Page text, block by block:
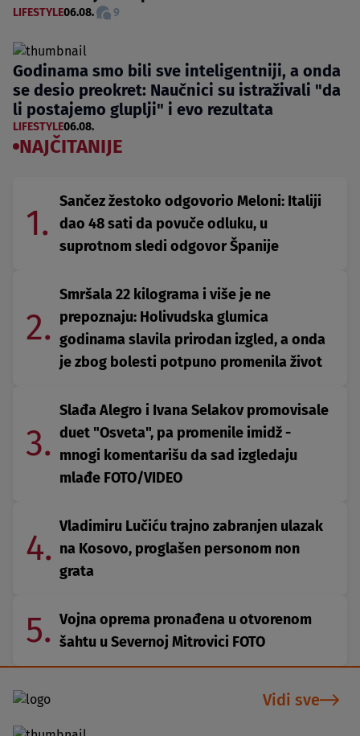
LIFESTYLE06.08. 9
Godinama smo bili sve inteligentniji, a onda
se desio preokret: Naučnici su istraživali "da
li postajemo gluplji" i evo rezultata
LIFESTYLE06.08.
NAJČITANIJE
1.
Sančez žestoko odgovorio Meloni: Italiji
dao 48 sati da povuče odluku, u
suprotnom sledi odgovor Španije
2.
Smršala 22 kilograma i više je ne
prepoznaju: Holivudska glumica
godinama slavila prirodan izgled, a onda
je zbog bolesti potpuno promenila život
3.
Slađa Alegro i Ivana Selakov promovisale
duet "Osveta", pa promenile imidž -
mnogi komentarišu da sad izgledaju
mlađe FOTO/VIDEO
4.
Vladimiru Lučiću trajno zabranjen ulazak
na Kosovo, proglašen personom non
grata
5. Vojna oprema pronađena u otvorenom
šahtu u Severnoj Mitrovici FOTO
Vidi sve